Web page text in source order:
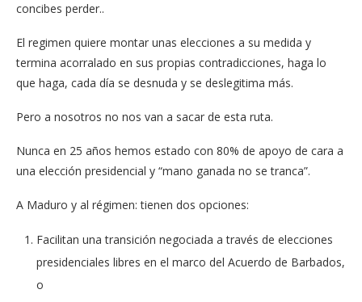
concibes perder..
El regimen quiere montar unas elecciones a su medida y
termina acorralado en sus propias contradicciones, haga lo
que haga, cada día se desnuda y se deslegitima más.
Pero a nosotros no nos van a sacar de esta ruta.
Nunca en 25 años hemos estado con 80% de apoyo de cara a
una elección presidencial y “mano ganada no se tranca”.
A Maduro y al régimen: tienen dos opciones:
Facilitan una transición negociada a través de elecciones
presidenciales libres en el marco del Acuerdo de Barbados,
o